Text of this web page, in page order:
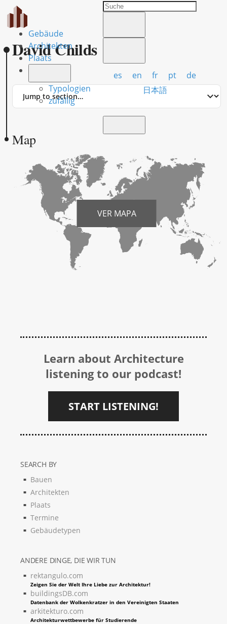
Gebäude
Architekten
Plaats
Typologien
zufällig
es en fr pt
de
日本語
David Childs
Jump
Map
VER MAPA
Learn about Architecture
listening to our podcast!
START LISTENING!
SEARCH BY
Bauen
Architekten
Plaats
Termine
Gebäudetypen
ANDERE DINGE, DIE WIR TUN
rektangulo.com
Zeigen Sie der Welt Ihre Liebe zur Architektur!
buildingsDB.com
Datenbank der Wolkenkratzer in den Vereinigten Staaten
arkitekturo.com
Architekturwettbewerbe für Studierende